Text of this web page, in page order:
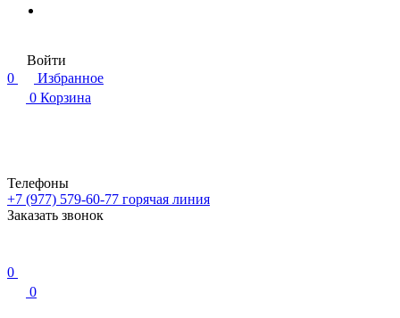
Войти
0
Избранное
0 Корзина
Телефоны
+7 (977) 579-60-77 горячая линия
Заказать звонок
0
0